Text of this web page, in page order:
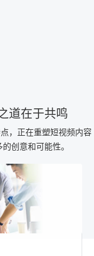
道在于共鸣
，正在重塑短视频内容
创意和可能性。